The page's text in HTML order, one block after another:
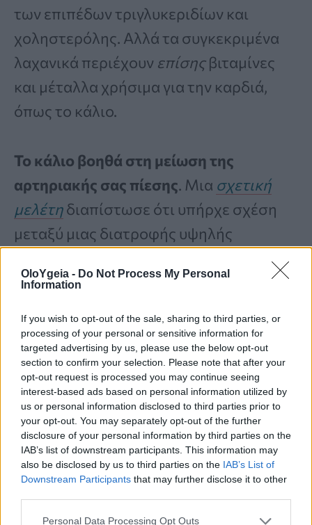
OloYgeia - Do Not Process My Personal
Information
If you wish to opt-out of the sale, sharing to third parties, or
processing of your personal or sensitive information for
targeted advertising by us, please use the below opt-out
section to confirm your selection. Please note that after your
opt-out request is processed you may continue seeing
interest-based ads based on personal information utilized by
us or personal information disclosed to third parties prior to
your opt-out. You may separately opt-out of the further
disclosure of your personal information by third parties on the
IAB’s list of downstream participants. This information may
also be disclosed by us to third parties on the IAB’s List of
Downstream Participants that may further disclose it to other
Personal Data Processing Opt Outs
των επιπέδων τριγλυκεριδίων και
χοληστερόλης. Αλλά τα συγκεκριμένα
λαχανικά περιέχουν επίσηςβιταμίνες
και μέταλλα χρήσιμα για την καρδιά,
όπως το κάλιο.
Το κάλιο βοηθά στη μείωση της
αρτηριακής σας πίεσης. Μια σχετική
μελέτηδιαπίστωσε ότι υπήρχε σχέση
μεταξύ μιας διατροφής υψηλής
χαμηλότερης αρτηριακής πίεσης ειδικά
υποδηλώνουν επίσης ότι μια διατροφή
πλούσια σε κάλιο μπορεί να βοηθήσει
και στη μείωση των αρνητικών
επιπτώσεων μιας δίαιτας υψηλής
περιεκτικότητας σε νάτριο.
5. Τα φυτοθρεπτικά συστατικά
Πιθανότατα έχετε ακούσει τη